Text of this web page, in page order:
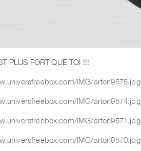
PLUS FORT QUE TOI !!!
IMG/arton9575.jpg
IMG/arton9574.jpg
IMG/arton9571.jpg
IMG/arton9570.jpg